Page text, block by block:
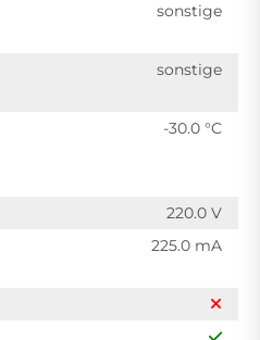
sonstige
sonstige
-30.0 °C
220.0 V
225.0 mA